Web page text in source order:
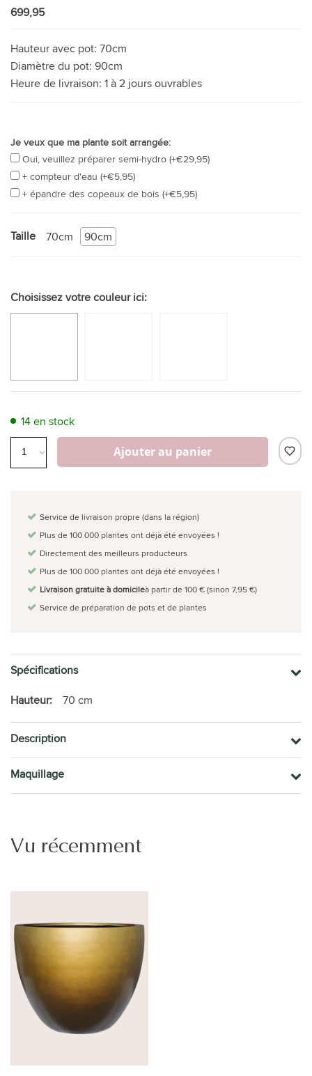
699,95
Hauteur avec pot: 70cm
Diamètre du pot: 90cm
Heure de livraison: 1 à 2 jours ouvrables
Je veux que ma plante soit arrangée:
Oui, veuillez préparer semi-hydro (+€29,95)
+ compteur d'eau (+€5,95)
+ épandre des copeaux de bois (+€5,95)
Taille 70cm 90cm
Choisissez votre couleur ici:
14 en stock
Ajouter au panier
Service de livraison propre (dans la région)
Plus de 100 000 plantes ont déjà été envoyées !
Directement des meilleurs producteurs
Plus de 100 000 plantes ont déjà été envoyées !
Livraison gratuite à domicileà partir de 100 € (sinon 7,95 €)
Service de préparation de pots et de plantes
Spécifications
Hauteur:
70 cm
Description
Maquillage
Vu récemment